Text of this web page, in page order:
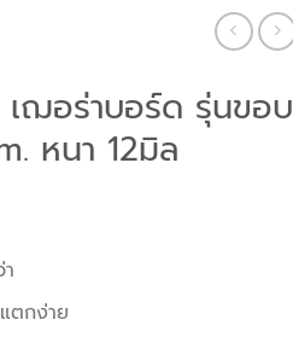
ฌอร่าบอร์ด รุ่นขอบ
หนา 12มิล
ตกง่าย